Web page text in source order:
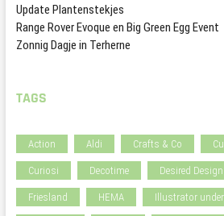
Update Plantenstekjes
Range Rover Evoque en Big Green Egg Event
Zonnig Dagje in Terherne
TAGS
Action Aldi Crafts & Co
Curiosi Decotime Desired Design
Friesland HEMA Illustrator